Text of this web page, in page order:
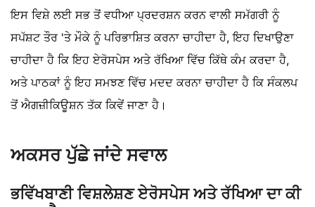
ਇਸ ਵਿਸ਼ੇ ਲਈ ਸਭ ਤੋਂ ਵਧੀਆ ਪ੍ਰਦਰਸ਼ਨ ਕਰਨ ਵਾਲੀ ਸਮੱਗਰੀ ਨੂੰ
ਸਪੱਸ਼ਟ ਤੌਰ 'ਤੇ ਮੌਕੇ ਨੂੰ ਪਰਿਭਾਸ਼ਿਤ ਕਰਨਾ ਚਾਹੀਦਾ ਹੈ, ਇਹ ਦਿਖਾਉਣਾ
ਚਾਹੀਦਾ ਹੈ ਕਿ ਇਹ ਏਰੋਸਪੇਸ ਅਤੇ ਰੱਖਿਆ ਵਿੱਚ ਕਿੱਥੇ ਕੰਮ ਕਰਦਾ ਹੈ,
ਅਤੇ ਪਾਠਕਾਂ ਨੂੰ ਇਹ ਸਮਝਣ ਵਿੱਚ ਮਦਦ ਕਰਨਾ ਚਾਹੀਦਾ ਹੈ ਕਿ ਸੰਕਲਪ
ਤੋਂ ਐਗਜ਼ੀਕਿਊਸ਼ਨ ਤੱਕ ਕਿਵੇਂ ਜਾਣਾ ਹੈ।
ਅਕਸਰ ਪੁੱਛੇ ਜਾਂਦੇ ਸਵਾਲ
ਭਵਿੱਖਬਾਣੀ ਵਿਸ਼ਲੇਸ਼ਣ ਏਰੋਸਪੇਸ ਅਤੇ ਰੱਖਿਆ ਦਾ ਕੀ